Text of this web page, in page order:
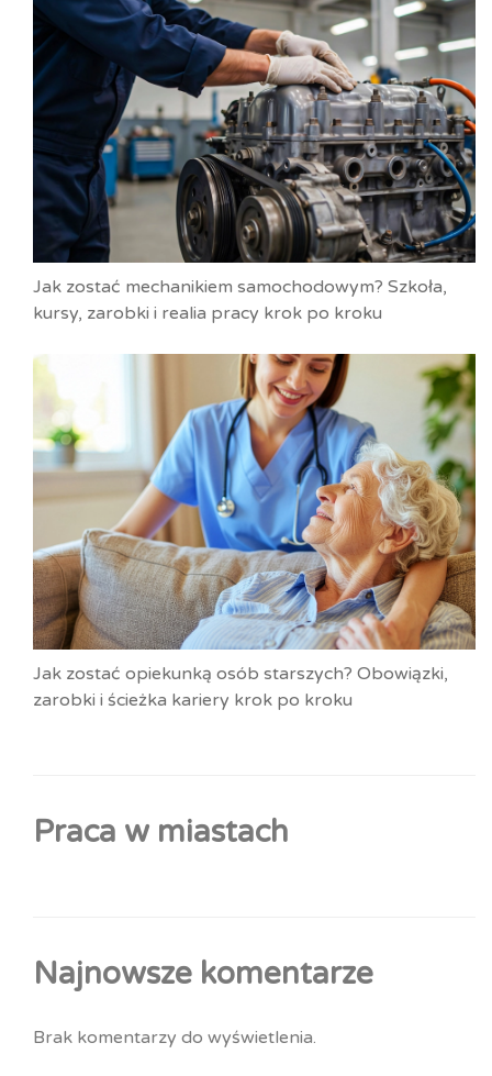
Jak zostać mechanikiem samochodowym? Szkoła,
kursy, zarobki i realia pracy krok po kroku
Jak zostać opiekunką osób starszych? Obowiązki,
zarobki i ścieżka kariery krok po kroku
Praca w miastach
Najnowsze komentarze
Brak komentarzy do wyświetlenia.